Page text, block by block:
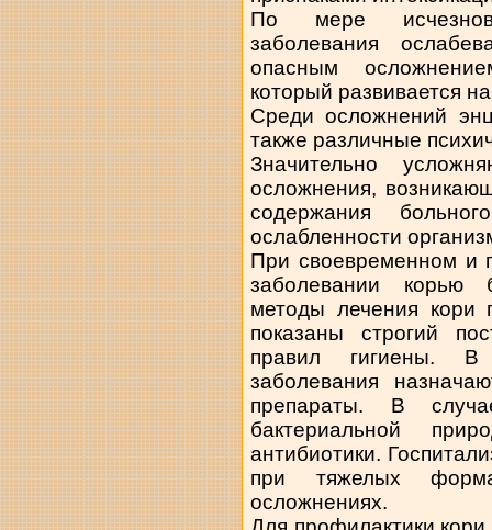
По мере
заболевания
опасным
который развивается
Среди осложнений
также различные
Значительно
осложнения,
содержания
ослабленности
При своевременном и
заболевании корью
методы лечения кори
показаны строгий
правил гигиены. В
заболевания
препараты. В
бактериальной
антибиотики.
при тяжелых
осложнениях.